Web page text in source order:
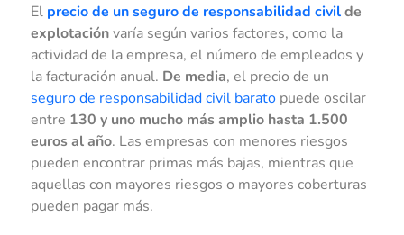
El precio de un seguro de responsabilidad civilde
explotaciónvaría según varios factores, como la
actividad de la empresa, el número de empleados y
la facturación anual. De media, el precio de un
seguro de responsabilidad civil barato puede oscilar
entre 130 y uno mucho más amplio hasta 1.500
euros al año. Las empresas con menores riesgos
pueden encontrar primas más bajas, mientras que
aquellas con mayores riesgos o mayores coberturas
pueden pagar más.